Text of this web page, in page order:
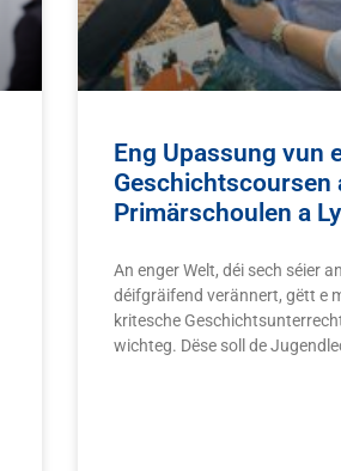
Eng Upassung vun
Geschichtscoursen
Primärschoulen a
An enger Welt, déi sech séier
déifgräifend verännert, gëtt e
kritesche
wichteg. Dëse soll de